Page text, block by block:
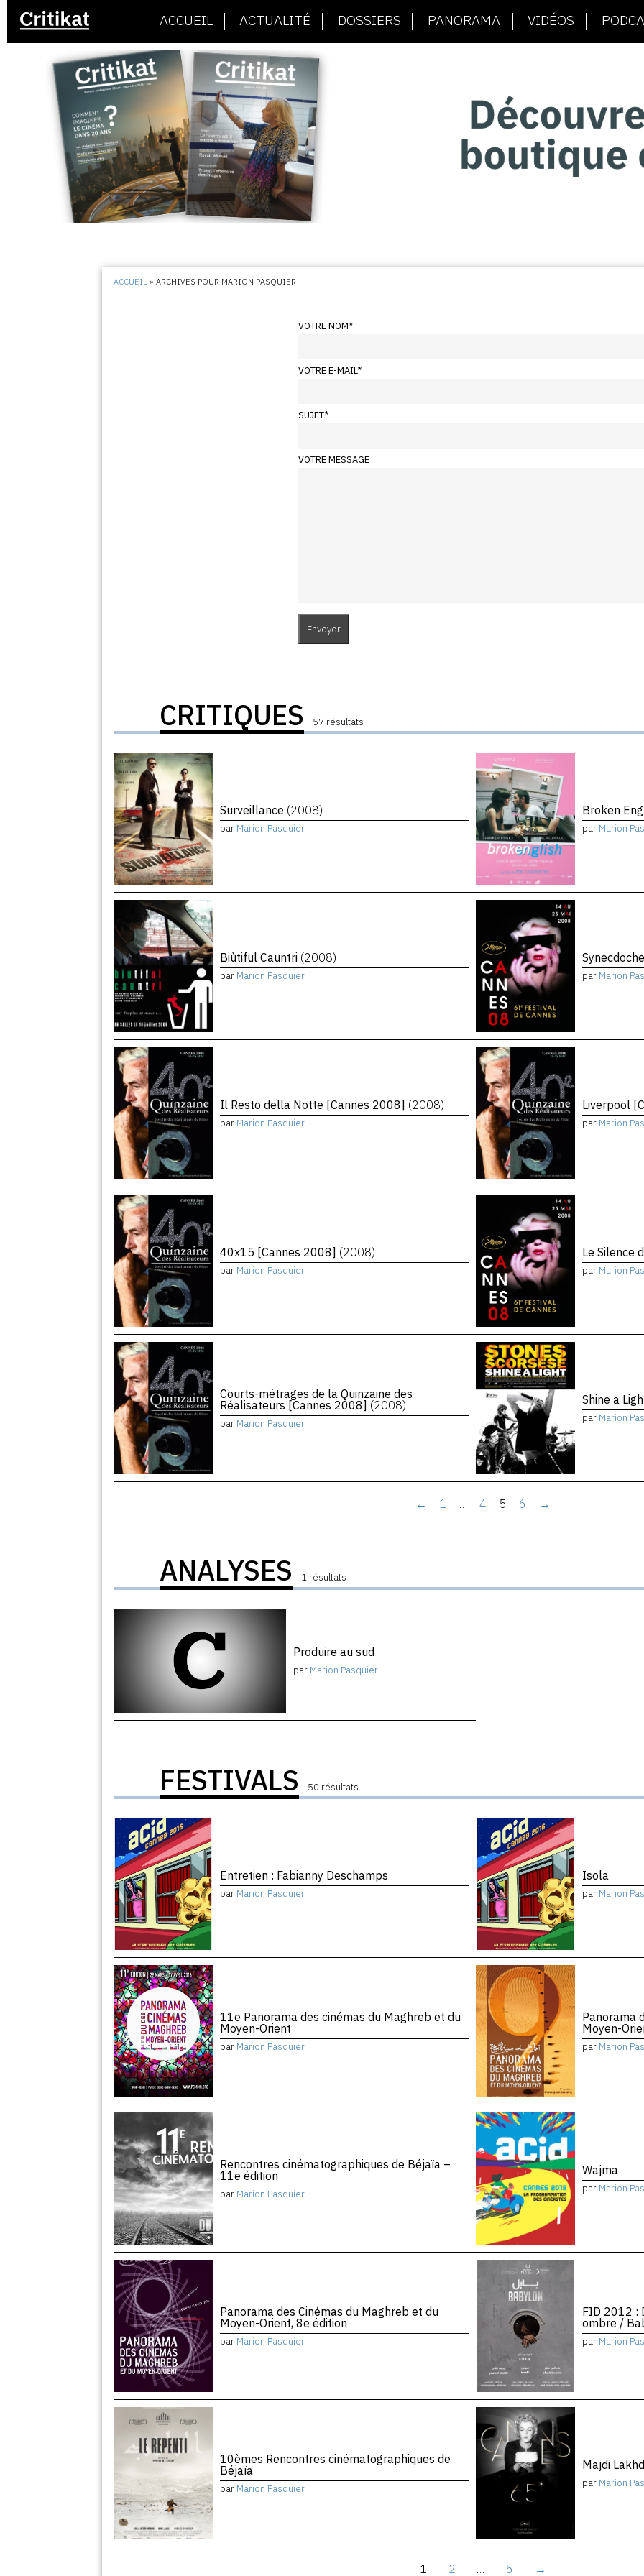
ACCUEIL ACTUALITÉ DOSSIERS PANORAMA VIDÉOS
ACCUEIL »ARCHIVES POUR MARION PASQUIER
VOTRE NOM*
VOTRE E-MAIL*
SUJET*
VOTRE MESSAGE
CRITIQUES 57 résultats
Surveillance (2008)
par Marion Pasquier
Broken
par Marion
Biùtiful Cauntri (2008)
par Marion Pasquier par Marion
Il Resto della Notte [Cannes 2008] (2008)
par Marion Pasquier
Liverpool
par Marion
40x15 [Cannes 2008] (2008)
par Marion Pasquier
Le Silence
par Marion
Courts-métrages de la Quinzaine des
Réalisateurs [Cannes 2008] (2008)
par Marion Pasquier
Shine a
par Marion
← 1 … 4 5 6 →
ANALYSES 1 résultats
Produire au sud
par Marion Pasquier
FESTIVALS 50 résultats
Entretien : Fabianny Deschamps
par Marion Pasquier
Isola
par Marion
11e Panorama des cinémas du Maghreb et du
Moyen-Orient
par Marion Pasquier
Panorama
Moyen-
par Marion
Rencontres cinématographiques de Béjaïa –
11e édition
par Marion Pasquier
Wajma
par Marion
Panorama des Cinémas du Maghreb et du
Moyen-Orient, 8e édition
par Marion Pasquier
FID 2012 :
ombre /
par Marion
10èmes Rencontres cinématographiques de
Béjaïa
par Marion Pasquier
Majdi
par Marion
1 2 … 5 →